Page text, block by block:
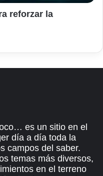
reforzar la
es un sitio en el
día a día toda la
campos del saber.
temas más diversos,
en el terreno